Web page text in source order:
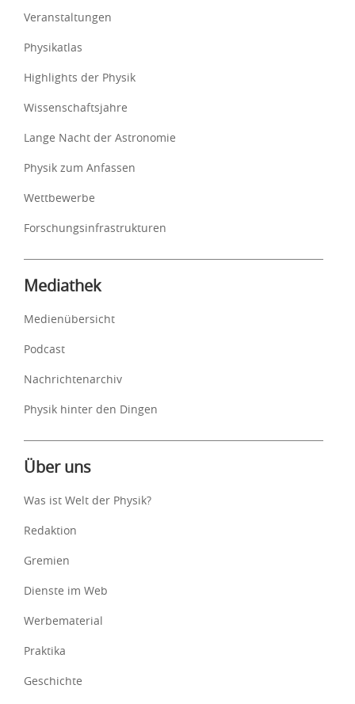
Veranstaltungen
Physikatlas
Highlights der Physik
Wissenschaftsjahre
Lange Nacht der Astronomie
Physik zum Anfassen
Wettbewerbe
Forschungsinfrastrukturen
Mediathek
Medienübersicht
Podcast
Nachrichtenarchiv
Physik hinter den Dingen
Über uns
Was ist Welt der Physik?
Redaktion
Gremien
Dienste im Web
Werbematerial
Praktika
Geschichte